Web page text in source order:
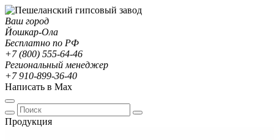
Ваш город
Йошкар-Ола
Бесплатно по РФ
+7 (800) 555-64-46
Региональный менеджер
+7 910-899-36-40
Написать в Max
Продукция